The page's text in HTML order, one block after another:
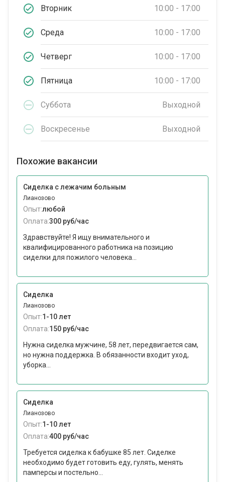
Вторник 10:00 - 17:00
Среда 10:00 - 17:00
Четверг 10:00 - 17:00
Пятница 10:00 - 17:00
Суббота Выходной
Воскресенье Выходной
Похожие вакансии
Сиделка с лежачим больным
Лианозово
Опыт:любой
Оплата:300 руб/час
Здравствуйте! Я ищу внимательного и
квалифицированного работника на позицию
сиделки для пожилого человека...
Сиделка
Лианозово
Опыт:1-10 лет
Оплата:150 руб/час
Нужна сиделка мужчине, 58 лет, передвигается сам,
но нужна поддержка. В обязанности входит уход,
уборка...
Сиделка
Лианозово
Опыт:1-10 лет
Оплата:400 руб/час
Требуется сиделка к бабушке 85 лет. Сиделке
необходимо будет готовить еду, гулять, менять
памперсы и постельно...